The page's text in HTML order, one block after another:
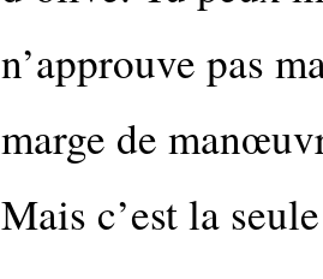
n’approuve pas
marge de
Mais c’est la